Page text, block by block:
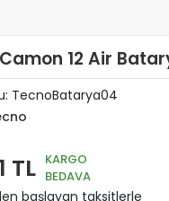
12 Air
TecnoBatarya04
TL KARGO
BEDAVA
başlayan taksitlerle